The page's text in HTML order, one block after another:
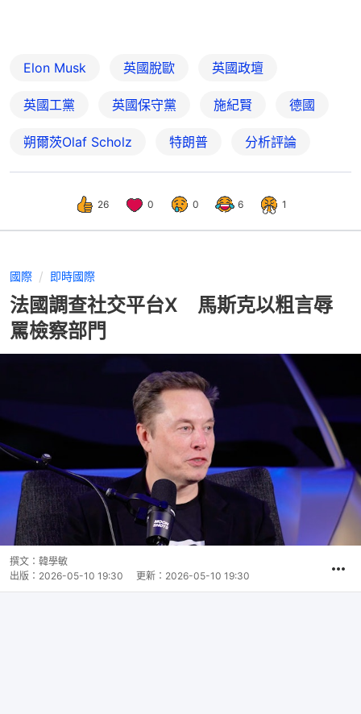
Elon Musk 英國脫歐 英國政壇
英國工黨 英國保守黨 施紀賢 德國
朔爾茨Olaf Scholz 特朗普 分析評論
26 0 0 6 1
國際 即時國際
法國調查社交平台X 馬斯克以粗言辱
罵檢察部門
撰文： 韓學敏
出版： 2026-05-10 19:30 更新： 2026-05-10 19:30